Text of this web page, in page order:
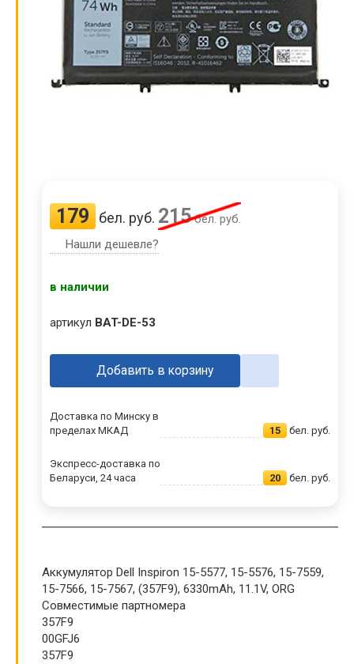
179 бел. руб. 215бел. руб.
Нашли дешевле?
в наличии
артикул BAT-DE-53
Добавить в корзину
Доставка по Минску в
пределах МКАД
15 бел. руб.
Экспресс-доставка по
Беларуси, 24 часа
20 бел. руб.
Аккумулятор Dell Inspiron 15-5577, 15-5576, 15-7559,
15-7566, 15-7567, (357F9), 6330mAh, 11.1V, ORG
Совместимые партномера
357F9
00GFJ6
357F9